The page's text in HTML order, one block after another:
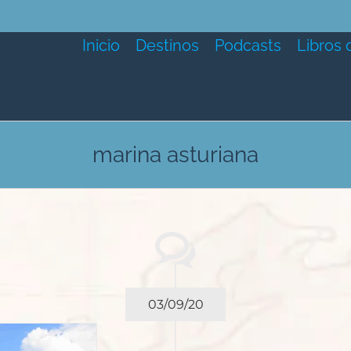
Inicio Destinos Podcasts Libros
marina asturiana
03/09/20